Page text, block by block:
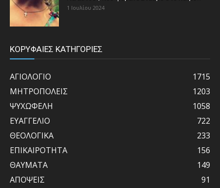
1 Ιουλίου 2024
ΚΟΡΥΦΑΙΕΣ ΚΑΤΗΓΟΡΙΕΣ
ΑΓΙΟΛΟΓΙΟ
1715
ΜΗΤΡΟΠΟΛΕΙΣ
1203
ΨΥΧΩΦΕΛΗ
1058
ΕΥΑΓΓΕΛΙΟ
722
ΘΕΟΛΟΓΙΚΑ
233
ΕΠΙΚΑΙΡΟΤΗΤΑ
156
ΘΑΥΜΑΤΑ
149
ΑΠΟΨΕΙΣ
91